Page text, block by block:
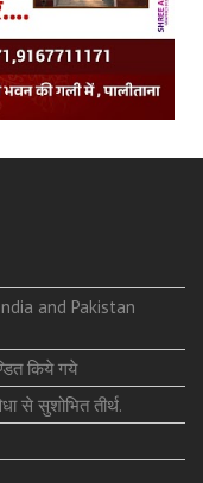
and Pakistan
किये गये
से सुशोभित तीर्थ.